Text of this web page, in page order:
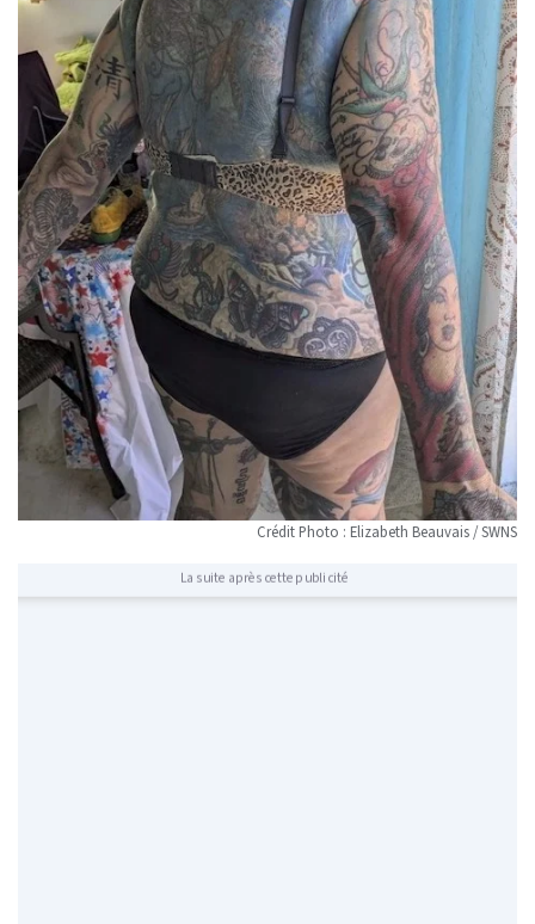
Crédit Photo : Elizabeth Beauvais / SWNS
La suite après cette publicité